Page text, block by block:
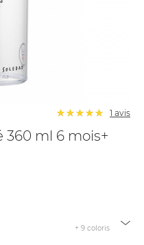
1 avis
ml 6 mois+
+ 9 coloris